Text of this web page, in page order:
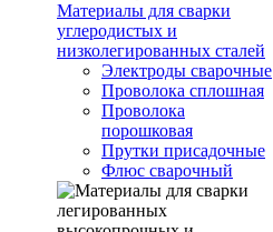
Материалы для сварки
углеродистых и
низколегированных сталей
Электроды сварочные
Проволока сплошная
Проволока
порошковая
Прутки присадочные
Флюс сварочный